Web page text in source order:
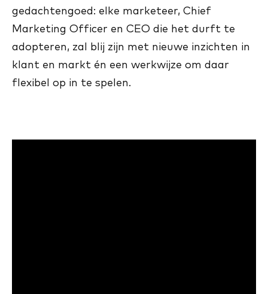
gedachtengoed: elke marketeer, Chief
Marketing Officer en CEO die het durft te
adopteren, zal blij zijn met nieuwe inzichten in
klant en markt én een werkwijze om daar
flexibel op in te spelen.